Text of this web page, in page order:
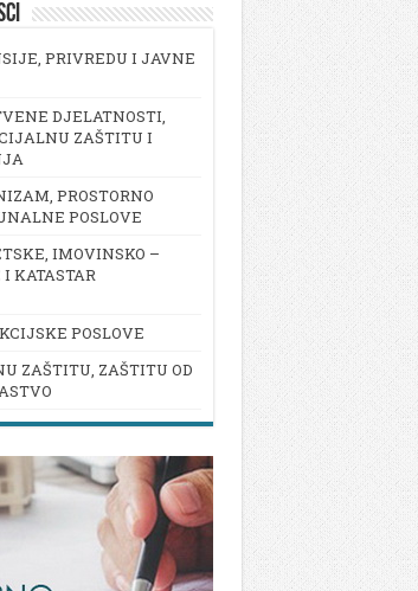
PRIVREDU I JAVNE
DJELATNOSTI,
ZAŠTITU I
PROSTORNO
POSLOVE
IMOVINSKO –
KATASTAR
POSLOVE
ZAŠTITU, ZAŠTITU OD